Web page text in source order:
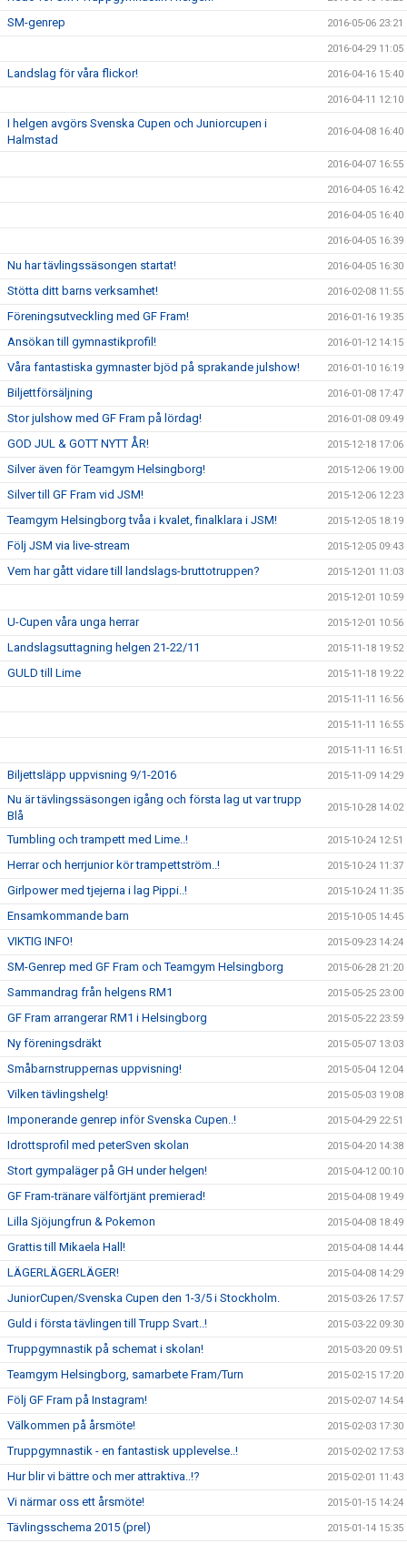
SM-genrep 2016-05-06 23:21
2016-04-29 11:05
Landslag för våra flickor! 2016-04-16 15:40
2016-04-11 12:10
I helgen avgörs Svenska Cupen och Juniorcupen i
Halmstad
2016-04-08 16:40
2016-04-07 16:55
2016-04-05 16:42
2016-04-05 16:40
2016-04-05 16:39
Nu har tävlingssäsongen startat! 2016-04-05 16:30
Stötta ditt barns verksamhet! 2016-02-08 11:55
Föreningsutveckling med GF Fram! 2016-01-16 19:35
Ansökan till gymnastikprofil! 2016-01-12 14:15
Våra fantastiska gymnaster bjöd på sprakande julshow! 2016-01-10 16:19
Biljettförsäljning 2016-01-08 17:47
Stor julshow med GF Fram på lördag! 2016-01-08 09:49
GOD JUL & GOTT NYTT ÅR! 2015-12-18 17:06
Silver även för Teamgym Helsingborg! 2015-12-06 19:00
Silver till GF Fram vid JSM! 2015-12-06 12:23
Teamgym Helsingborg tvåa i kvalet, finalklara i JSM! 2015-12-05 18:19
Följ JSM via live-stream 2015-12-05 09:43
Vem har gått vidare till landslags-bruttotruppen? 2015-12-01 11:03
2015-12-01 10:59
U-Cupen våra unga herrar 2015-12-01 10:56
Landslagsuttagning helgen 21-22/11 2015-11-18 19:52
GULD till Lime 2015-11-18 19:22
2015-11-11 16:56
2015-11-11 16:55
2015-11-11 16:51
Biljettsläpp uppvisning 9/1-2016 2015-11-09 14:29
Nu är tävlingssäsongen igång och första lag ut var trupp
Blå
2015-10-28 14:02
Tumbling och trampett med Lime..! 2015-10-24 12:51
Herrar och herrjunior kör trampettström..! 2015-10-24 11:37
Girlpower med tjejerna i lag Pippi..! 2015-10-24 11:35
Ensamkommande barn 2015-10-05 14:45
VIKTIG INFO! 2015-09-23 14:24
SM-Genrep med GF Fram och Teamgym Helsingborg 2015-06-28 21:20
Sammandrag från helgens RM1 2015-05-25 23:00
GF Fram arrangerar RM1 i Helsingborg 2015-05-22 23:59
Ny föreningsdräkt 2015-05-07 13:03
Småbarnstruppernas uppvisning! 2015-05-04 12:04
Vilken tävlingshelg! 2015-05-03 19:08
Imponerande genrep inför Svenska Cupen..! 2015-04-29 22:51
Idrottsprofil med peterSven skolan 2015-04-20 14:38
Stort gympaläger på GH under helgen! 2015-04-12 00:10
GF Fram-tränare välförtjänt premierad! 2015-04-08 19:49
Lilla Sjöjungfrun & Pokemon 2015-04-08 18:49
Grattis till Mikaela Hall! 2015-04-08 14:44
LÄGERLÄGERLÄGER! 2015-04-08 14:29
JuniorCupen/Svenska Cupen den 1-3/5 i Stockholm. 2015-03-26 17:57
Guld i första tävlingen till Trupp Svart..! 2015-03-22 09:30
Truppgymnastik på schemat i skolan! 2015-03-20 09:51
Teamgym Helsingborg, samarbete Fram/Turn 2015-02-15 17:20
Följ GF Fram på Instagram! 2015-02-07 14:54
Välkommen på årsmöte! 2015-02-03 17:30
Truppgymnastik - en fantastisk upplevelse..! 2015-02-02 17:53
Hur blir vi bättre och mer attraktiva..!? 2015-02-01 11:43
Vi närmar oss ett årsmöte! 2015-01-15 14:24
Tävlingsschema 2015 (prel) 2015-01-14 15:35